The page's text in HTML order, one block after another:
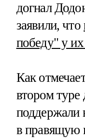
догнал
заявили, что
победу" у их
Как
втором
поддержали
в правящую